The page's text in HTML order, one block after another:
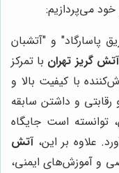
خود می‌پردازیم:
پاسارگاد" و "آتشبان
آتش گریز تهران با تمرکز
با کیفیت بالا و
رقابتی و داشتن سابقه
توانسته است جایگاه
علاوه بر این،آتش
و آموزش‌های ایمنی،